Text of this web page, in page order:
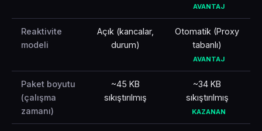
AVANTAJ
Reaktivite
modeli
Açık (kancalar,
durum)
Otomatik (Proxy
tabanlı)
AVANTAJ
Paket boyutu
(çalışma
zamanı)
~45 KB
sıkıştırılmış
~34 KB
sıkıştırılmış
KAZANAN